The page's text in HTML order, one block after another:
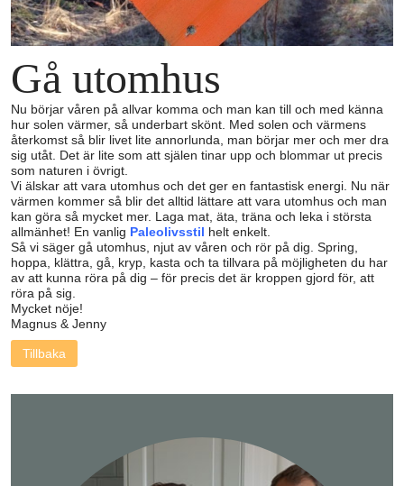
Gå utomhus
Nu börjar våren på allvar komma och man kan till och med känna
hur solen värmer, så underbart skönt. Med solen och värmens
återkomst så blir livet lite annorlunda, man börjar mer och mer dra
sig utåt. Det är lite som att själen tinar upp och blommar ut precis
som naturen i övrigt.
Vi älskar att vara utomhus och det ger en fantastisk energi. Nu när
värmen kommer så blir det alltid lättare att vara utomhus och man
kan göra så mycket mer. Laga mat, äta, träna och leka i största
allmänhet! En vanlig Paleolivsstil helt enkelt.
Så vi säger gå utomhus, njut av våren och rör på dig. Spring,
hoppa, klättra, gå, kryp, kasta och ta tillvara på möjligheten du har
av att kunna röra på dig – för precis det är kroppen gjord för, att
röra på sig.
Mycket nöje!
Magnus & Jenny
Tillbaka